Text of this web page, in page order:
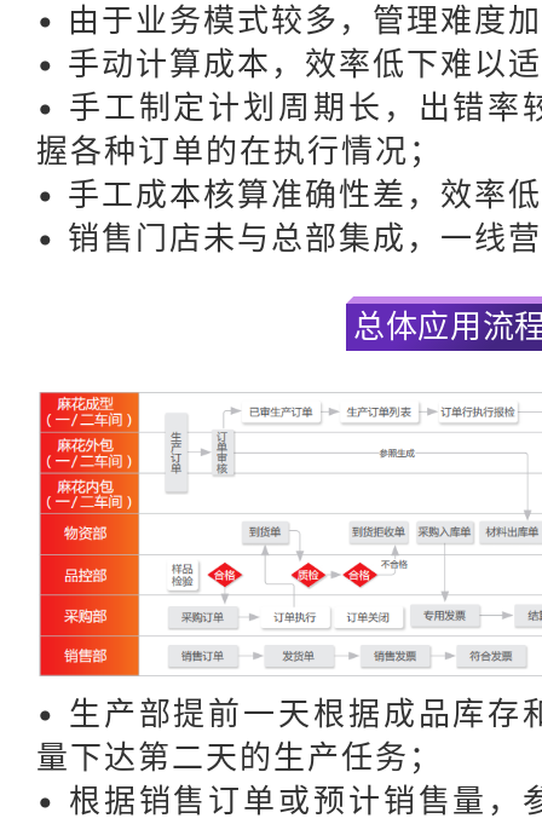
• 由于业务模式较多，管理难度
• 手动计算成本，效率低下难以
• 手工制定计划周期长，出错率
握各种订单的在执行情况；
• 手工成本核算准确性差，效率
• 销售门店未与总部集成，一线
总体应用流
• 生产部提前一天根据成品库存
量下达第二天的生产任务；
• 根据销售订单或预计销售量，